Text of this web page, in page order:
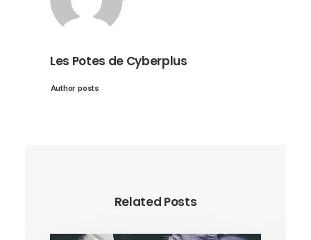
Les Potes de Cyberplus
Author posts
Related Posts